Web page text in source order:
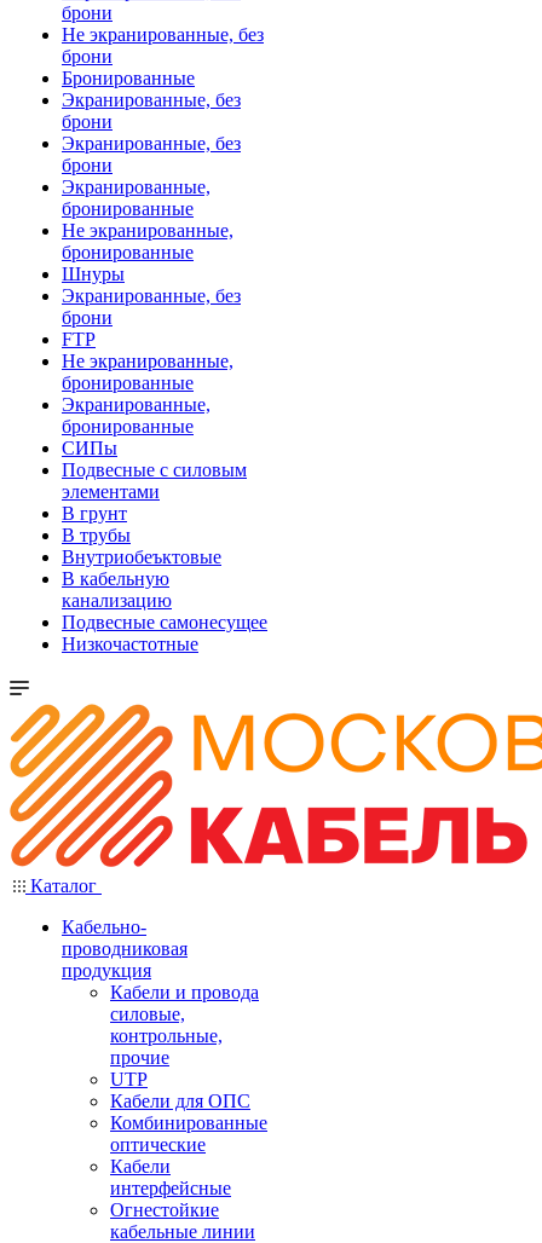
брони
Не экранированные, без
брони
Бронированные
Экранированные, без
брони
Экранированные, без
брони
Экранированные,
бронированные
Не экранированные,
бронированные
Шнуры
Экранированные, без
брони
FTP
Не экранированные,
бронированные
Экранированные,
бронированные
СИПы
Подвесные с силовым
элементами
В грунт
В трубы
Внутриобеъктовые
В кабельную
канализацию
Подвесные самонесущее
Низкочастотные
Каталог
Кабельно-
проводниковая
продукция
Кабели и провода
силовые,
контрольные,
прочие
UTP
Кабели для ОПС
Комбинированные
оптические
Кабели
интерфейсные
Огнестойкие
кабельные линии